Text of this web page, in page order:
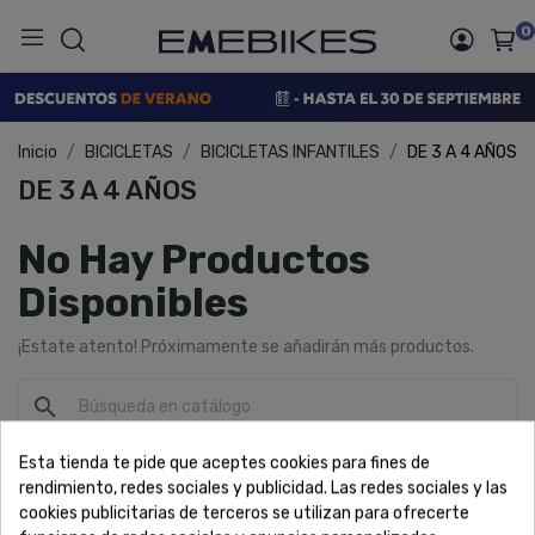
0
Inicio BICICLETAS BICICLETAS INFANTILES DE 3 A 4 AÑOS
DE 3 A 4 AÑOS
DE 3 A 4 AÑOS
No Hay Productos
Disponibles
¡Estate atento! Próximamente se añadirán más productos.
search
Esta tienda te pide que aceptes cookies para fines de
rendimiento, redes sociales y publicidad. Las redes sociales y las
cookies publicitarias de terceros se utilizan para ofrecerte